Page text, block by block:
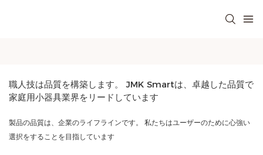
職人技は品質を構築します。 JMK Smartは、卓越した品質で
家庭用小器具業界をリードしています
製品の品質は、企業のライフラインです。 私たちはユーザーのために心強い
選択をすることを目指しています